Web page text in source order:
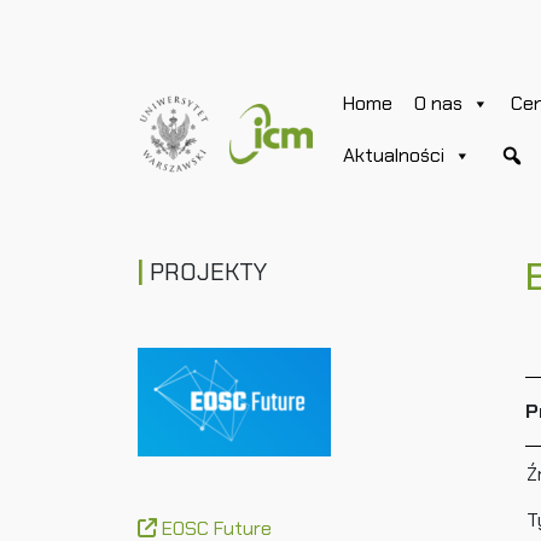
Home O nas
Aktualności
PROJEKTY
EOSC Future